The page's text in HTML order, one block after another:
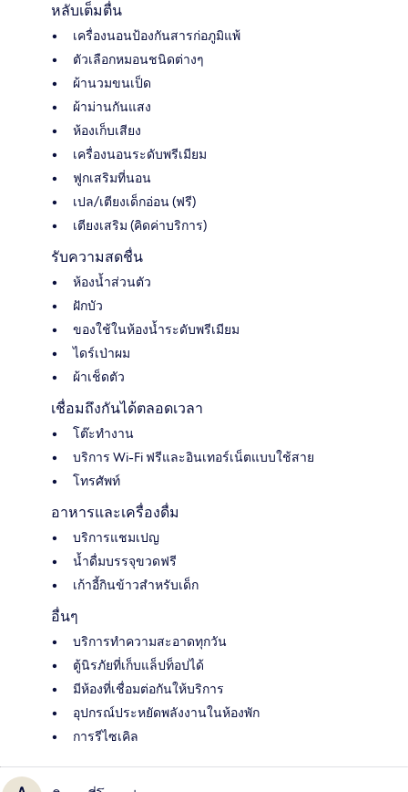
หลับเต็มตื่น
เครื่องนอนป้องกันสารก่อภูมิแพ้
ตัวเลือกหมอนชนิดต่างๆ
ผ้านวมขนเป็ด
ผ้าม่านกันแสง
ห้องเก็บเสียง
เครื่องนอนระดับพรีเมียม
ฟูกเสริมที่นอน
เปล/เตียงเด็กอ่อน (ฟรี)
เตียงเสริม (คิดค่าบริการ)
รับความสดชื่น
ห้องน้ำส่วนตัว
ฝักบัว
ของใช้ในห้องน้ำระดับพรีเมียม
ไดร์เป่าผม
ผ้าเช็ดตัว
เชื่อมถึงกันได้ตลอดเวลา
โต๊ะทำงาน
บริการ Wi-Fi ฟรีและอินเทอร์เน็ตแบบใช้สาย
โทรศัพท์
อาหารและเครื่องดื่ม
บริการแชมเปญ
น้ำดื่มบรรจุขวดฟรี
เก้าอี้กินข้าวสำหรับเด็ก
อื่นๆ
บริการทำความสะอาดทุกวัน
ตู้นิรภัยที่เก็บแล็ปท็อปได้
มีห้องที่เชื่อมต่อกันให้บริการ
อุปกรณ์ประหยัดพลังงานในห้องพัก
การรีไซเคิล